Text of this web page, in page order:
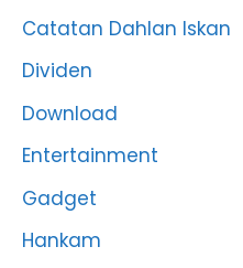
Catatan Dahlan Iskan
Dividen
Download
Entertainment
Gadget
Hankam